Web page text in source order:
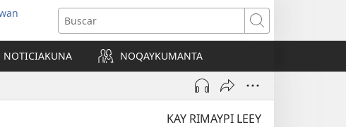
Buscar
NOTICIAKUNA NOQAYKUMANTA
KAY RIMAYPI LEEY